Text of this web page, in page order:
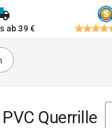
ab 39 €
Querrille